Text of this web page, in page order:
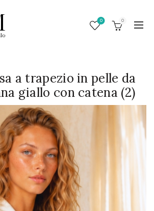
0 0
a trapezio in pelle da
giallo con catena (2)